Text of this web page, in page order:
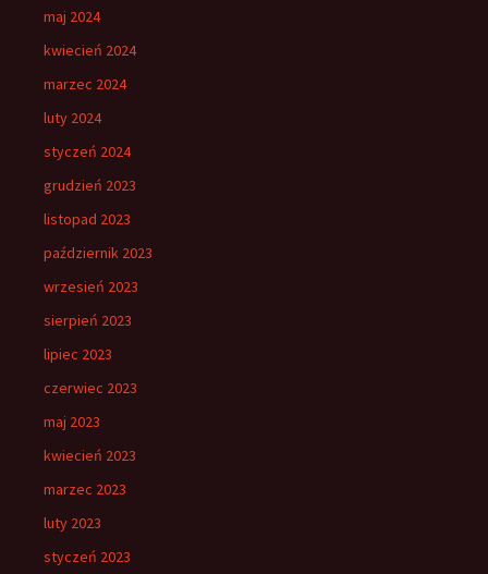
maj 2024
kwiecień 2024
marzec 2024
luty 2024
styczeń 2024
grudzień 2023
listopad 2023
październik 2023
wrzesień 2023
sierpień 2023
lipiec 2023
czerwiec 2023
maj 2023
kwiecień 2023
marzec 2023
luty 2023
styczeń 2023